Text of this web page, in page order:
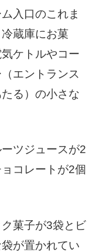
入口のこれま
蔵庫にお菓
ケトルやコー
エントランス
る）の小さな
ツジュースが2
コレートが2個
菓子が3袋とビ
が置かれてい